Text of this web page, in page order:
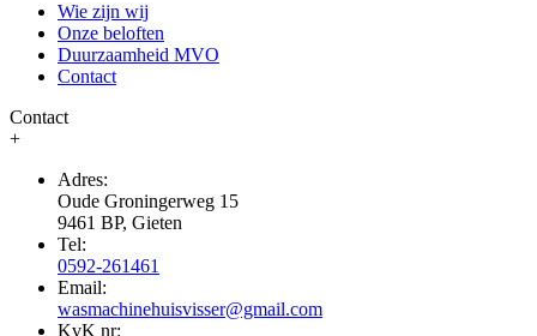
Wie zijn wij
Onze beloften
Duurzaamheid MVO
Contact
Contact
+
Adres:
Oude Groningerweg 15
9461 BP, Gieten
Tel:
0592-261461
Email:
wasmachinehuisvisser@gmail.com
KvK nr: